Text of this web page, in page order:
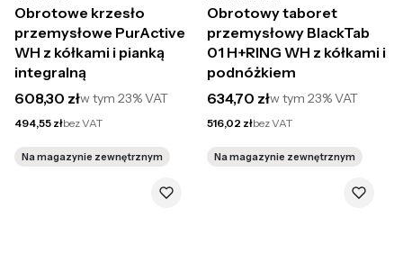
Obrotowe krzesło
przemysłowe PurActive
WH z kółkami i pianką
integralną
Cena brutto
608,30 złw tym 23%VAT
Cena netto
494,55 złbez VAT
Na magazynie zewnętrznym
Obrotowy taboret
przemysłowy BlackTab
01 H+RING WH z kółkami i
podnóżkiem
Cena brutto
634,70 złw tym23%VAT
Cena netto
516,02 złbez VAT
Na magazynie zewnętrznym